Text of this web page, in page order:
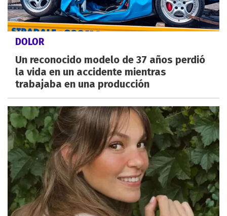
DOLOR
Un reconocido modelo de 37 años perdió
la vida en un accidente mientras
trabajaba en una producción